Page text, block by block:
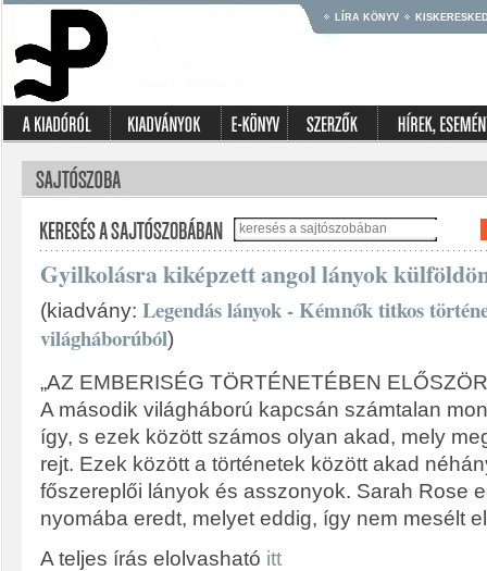
LÍRA KÖNYV
Gyilkolásra kiképzett angol lányok
(kiadvány: Legendás lányok - Kémnők titkos
világháborúból)
„AZ EMBERISÉG TÖRTÉNETÉBEN
A második világháború kapcsán számtalan
így, s ezek között számos olyan akad, mely
rejt. Ezek között a történetek között akad
főszereplői lányok és asszonyok. Sarah Rose
nyomába eredt, melyet eddig, így nem mesélt
A teljes írás elolvasható itt